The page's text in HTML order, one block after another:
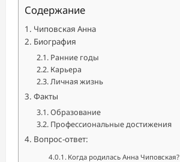
Содержание
Чиповская Анна
Биография
Ранние годы
Карьера
Личная жизнь
Факты
Образование
Профессиональные достижения
Вопрос-ответ:
Когда родилась Анна Чиповская?